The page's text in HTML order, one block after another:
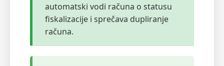
automatski vodi računa o statusu
fiskalizacije i sprečava dupliranje
računa.